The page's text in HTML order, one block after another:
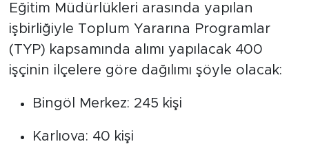
Eğitim Müdürlükleri arasında yapılan
işbirliğiyle Toplum Yararına Programlar
(TYP) kapsamında alımı yapılacak 400
işçinin ilçelere göre dağılımı şöyle olacak:
Bingöl Merkez: 245 kişi
Karlıova: 40 kişi